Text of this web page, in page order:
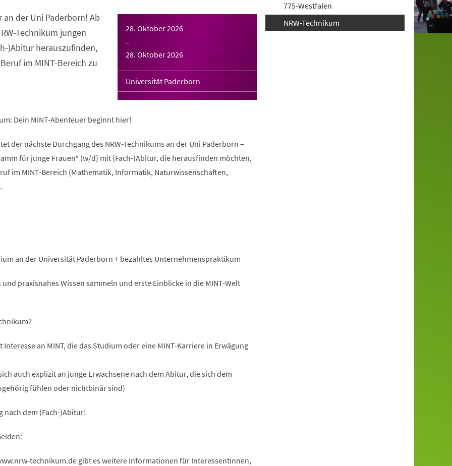
28. Oktober 2026
–
28. Oktober 2026
Universität Paderborn
an der Uni Paderborn! Ab
Technikum jungen
)Abitur herauszufinden,
im MINT-Bereich zu
Dein MINT-Abenteuer beginnt hier!
der nächste Durchgang des NRW-Technikums an der Uni Paderborn –
für junge Frauen* (w/d) mit (Fach-)Abitur, die herausfinden möchten,
im MINT-Bereich (Mathematik, Informatik, Naturwissenschaften,
an der Universität Paderborn + bezahltes Unternehmenspraktikum
praxisnahes Wissen sammeln und erste Einblicke in die MINT-Welt
an MINT, die das Studium oder eine MINT-Karriere in Erwägung
auch explizit an junge Erwachsene nach dem Abitur, die sich dem
fühlen oder nichtbinär sind)
dem (Fach-)Abitur!
technikum.de gibt es weitere Informationen für Interessentinnen,
775-Westfalen
NRW-Technikum